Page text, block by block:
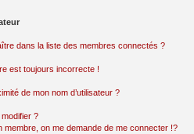
dans la liste des membres connectés ?
est toujours incorrecte !
de mon nom d’utilisateur ?
?
membre, on me demande de me connecter !?